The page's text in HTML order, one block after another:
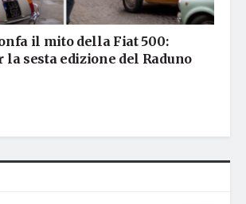
il mito della Fiat 500:
la sesta edizione del Raduno